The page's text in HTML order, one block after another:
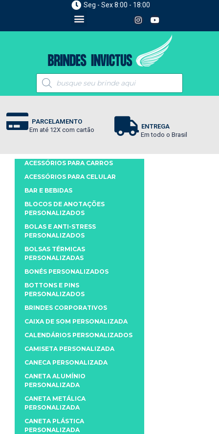
Seg - Sex 8:00 - 18:00
PARCELAMENTO
Em até 12X com cartão
ENTREGA
Em todo o Brasil
ACESSÓRIOS PARA CARROS
ACESSÓRIOS PARA CELULAR
BAR E BEBIDAS
BLOCOS DE ANOTAÇÕES
PERSONALIZADOS
BOLAS E ANTI-STRESS
PERSONALIZADOS
BOLSAS TÉRMICAS
PERSONALIZADAS
BONÉS PERSONALIZADOS
BOTTONS E PINS
PERSONALIZADOS
BRINDES CORPORATIVOS
CAIXA DE SOM PERSONALIZADA
CALENDÁRIOS PERSONALIZADOS
CAMISETA PERSONALIZADA
CANECA PERSONALIZADA
CANETA ALUMÍNIO
PERSONALIZADA
CANETA METÁLICA
PERSONALIZADA
CANETA PLÁSTICA
PERSONALIZADA